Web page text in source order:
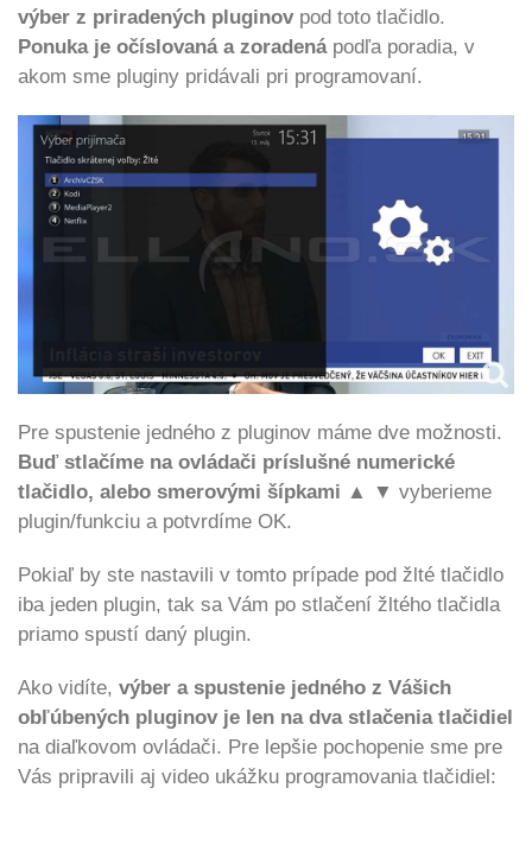
výber z priradených pluginovpod toto tlačidlo.
Ponuka je očíslovaná a zoradenápodľa poradia, v
akom sme pluginy pridávali pri programovaní.
Pre spustenie jedného z pluginov máme dve možnosti.
Buď stlačíme na ovládači príslušné numerické
tlačidlo, alebo smerovými šípkami ▲ ▼ vyberieme
plugin/funkciu a potvrdíme OK.
Pokiaľ by ste nastavili v tomto prípade pod žlté tlačidlo
iba jeden plugin, tak sa Vám po stlačení žltého tlačidla
priamo spustí daný plugin.
Ako vidíte, výber a spustenie jedného z Vášich
obľúbených pluginov je len na dva stlačenia tlačidiel
na diaľkovom ovládači. Pre lepšie pochopenie sme pre
Vás pripravili aj video ukážku programovania tlačidiel: